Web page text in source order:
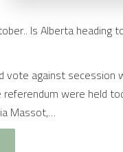
vote against secession
were held
Massot,…